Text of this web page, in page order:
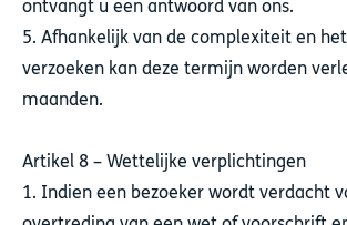
ontvangt u een antwoord van ons.
5. Afhankelijk van de complexiteit en
verzoeken kan deze termijn worden
maanden.
Artikel 8 – Wettelijke verplichtingen
1. Indien een bezoeker wordt verdacht